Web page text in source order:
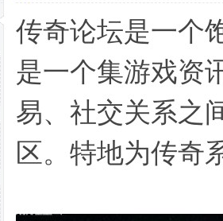
传奇论坛是一个
是一个集游戏资
易、社交关系之
区。特地为传奇